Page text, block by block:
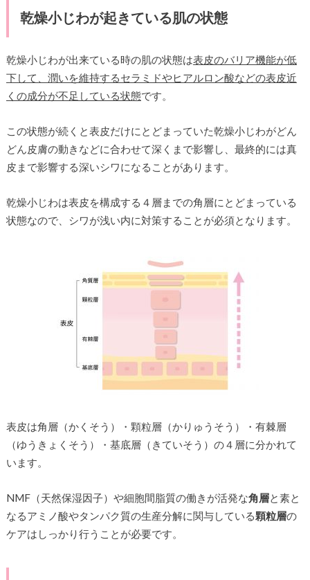
乾燥小じわが起きている肌の状態
乾燥小じわが出来ている時の肌の状態は表皮のバリア機能が低
下して、潤いを維持するセラミドやヒアルロン酸などの表皮近
くの成分が不足している状態です。
この状態が続くと表皮だけにとどまっていた乾燥小じわがどん
どん皮膚の動きなどに合わせて深くまで影響し、最終的には真
皮まで影響する深いシワになることがあります。
乾燥小じわは表皮を構成する４層までの角層にとどまっている
状態なので、シワが浅い内に対策することが必須となります。
表皮は角層（かくそう）・顆粒層（かりゅうそう）・有棘層
（ゆうきょくそう）・基底層（きていそう）の４層に分かれて
います。
NMF（天然保湿因子）や細胞間脂質の働きが活発な角層と素と
なるアミノ酸やタンパク質の生産分解に関与している顆粒層の
ケアはしっかり行うことが必要です。